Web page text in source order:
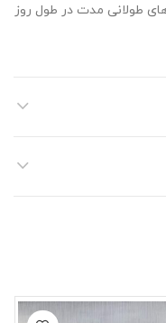
طولانی مدت در طول روز